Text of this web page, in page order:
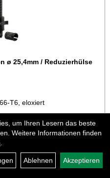
ø 25,4mm / Reduzierhülse
T6, eloxiert
mit Innen ø 25,4mm!
für Standardartikel)
um Ihren Lesern das beste
Weitere Informationen finden
Ablehnen Akzeptieren